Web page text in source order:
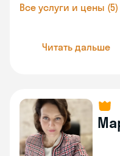
Все услуги и цены (5)
Читать дальше